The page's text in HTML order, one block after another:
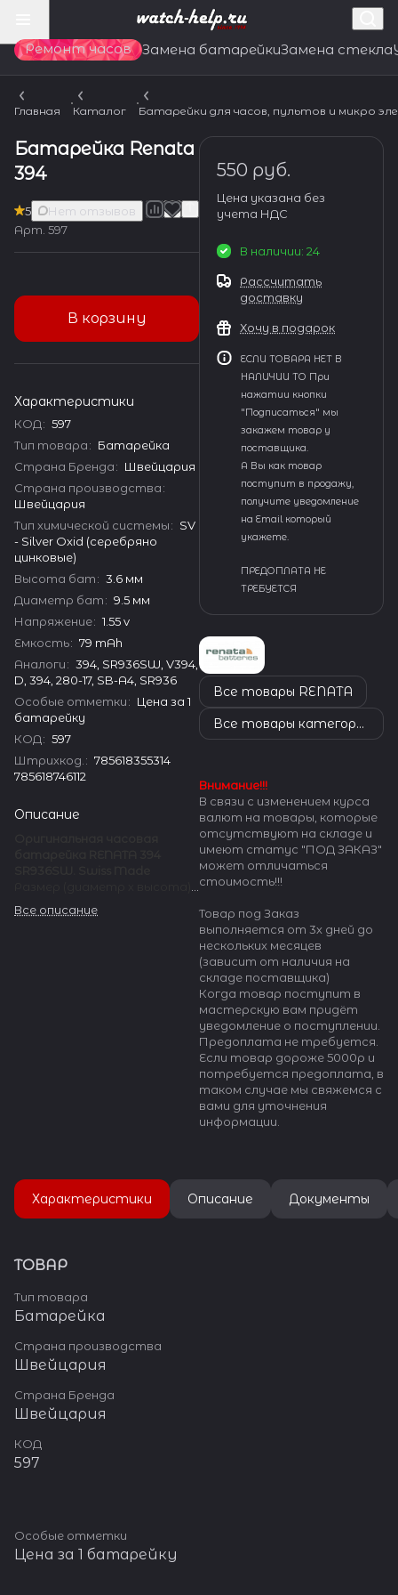
Ремонт часов Замена батарейкиЗамена стекла
Главная Каталог Батарейки для часов, пультов и микро
Батарейка Renata
394
5
Нет отзывов
Арт. 597
В корзину
Характеристики
КОД: 597
Тип товара: Батарейка
Страна Бренда: Швейцария
Страна производства:
Швейцария
Тип химической системы: SV
- Silver Oxid (серебряно
цинковые)
Высота бат: 3.6 мм
Диаметр бат: 9.5 мм
Напряжение: 1.55 v
Емкость: 79 mAh
Аналоги: 394, SR936SW, V394,
D, 394, 280-17, SB-A4, SR936
Особые отметки: Цена за 1
батарейку
КОД: 597
Штрихкод. : 785618355314
785618746112
Описание
Все описание
550 руб.
Цена указана без
учета НДС
В наличии: 24
Рассчитать
доставку
Хочу в подарок
ЕСЛИ ТОВАРА НЕТ В
НАЛИЧИИ ТО При
нажатии кнопки
"Подписаться" мы
закажем товар у
поставщика.
А Вы как товар
поступит в продажу,
получите уведомление
на Email который
укажете.
ПРЕДОПЛАТА НЕ
ТРЕБУЕТСЯ
Все товары RENATA
Все товары категории
Внимание!!!
В связи с изменением курса
валют на товары, которые
отсутствуют на складе и
имеют статус "ПОД ЗАКАЗ"
может отличаться
стоимость!!!
Товар под Заказ
выполняется от 3х дней до
нескольких месяцев
(зависит от наличия на
складе поставщика)
Когда товар поступит в
мастерскую вам придёт
уведомление о поступлении.
Предоплата не требуется.
Если товар дороже 5000р и
потребуется предоплата, в
таком случае мы свяжемся с
вами для уточнения
информации.
Характеристики Описание Документы
ТОВАР
Тип товара
Батарейка
Страна производства
Швейцария
Страна Бренда
Швейцария
КОД
597
Особые отметки
Цена за 1 батарейку